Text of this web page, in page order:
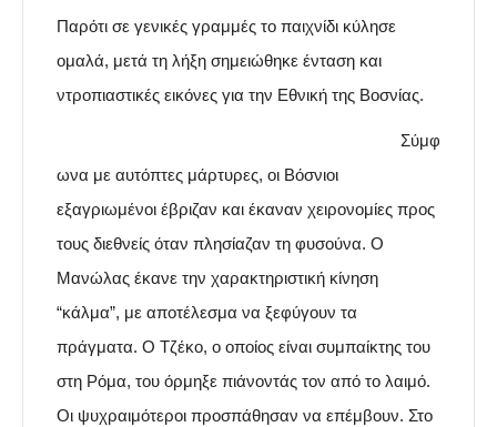
Παρότι σε γενικές γραμμές το παιχνίδι κύλησε
ομαλά, μετά τη λήξη σημειώθηκε ένταση και
ντροπιαστικές εικόνες για την Εθνική της Βοσνίας.
Σύμφ
ωνα με αυτόπτες μάρτυρες, οι Βόσνιοι
εξαγριωμένοι έβριζαν και έκαναν χειρονομίες προς
τους διεθνείς όταν πλησίαζαν τη φυσούνα. Ο
Μανώλας έκανε την χαρακτηριστική κίνηση
“κάλμα”, με αποτέλεσμα να ξεφύγουν τα
πράγματα. Ο Τζέκο, ο οποίος είναι συμπαίκτης του
στη Ρόμα, του όρμηξε πιάνοντάς τον από το λαιμό.
Οι ψυχραιμότεροι προσπάθησαν να επέμβουν. Στο